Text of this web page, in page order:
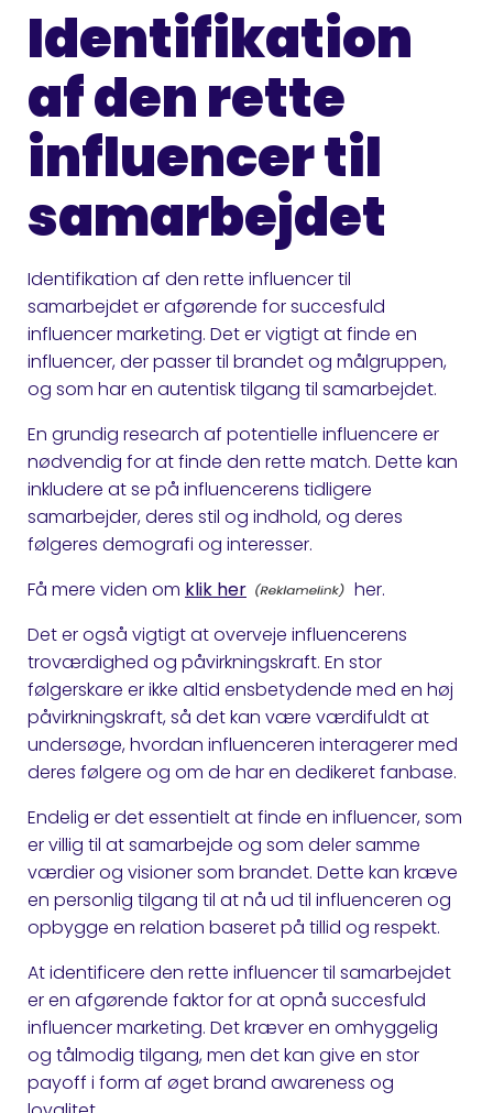
Identifikation
af den rette
influencer til
samarbejdet
Identifikation af den rette influencer til
samarbejdet er afgørende for succesfuld
influencer marketing. Det er vigtigt at finde en
influencer, der passer til brandet og målgruppen,
og som har en autentisk tilgang til samarbejdet.
En grundig research af potentielle influencere er
nødvendig for at finde den rette match. Dette kan
inkludere at se på influencerens tidligere
samarbejder, deres stil og indhold, og deres
følgeres demografi og interesser.
Få mere viden om klik her
her.
Det er også vigtigt at overveje influencerens
troværdighed og påvirkningskraft. En stor
følgerskare er ikke altid ensbetydende med en høj
påvirkningskraft, så det kan være værdifuldt at
undersøge, hvordan influenceren interagerer med
deres følgere og om de har en dedikeret fanbase.
Endelig er det essentielt at finde en influencer, som
er villig til at samarbejde og som deler samme
værdier og visioner som brandet. Dette kan kræve
en personlig tilgang til at nå ud til influenceren og
opbygge en relation baseret på tillid og respekt.
At identificere den rette influencer til samarbejdet
er en afgørende faktor for at opnå succesfuld
influencer marketing. Det kræver en omhyggelig
og tålmodig tilgang, men det kan give en stor
payoff i form af øget brand awareness og